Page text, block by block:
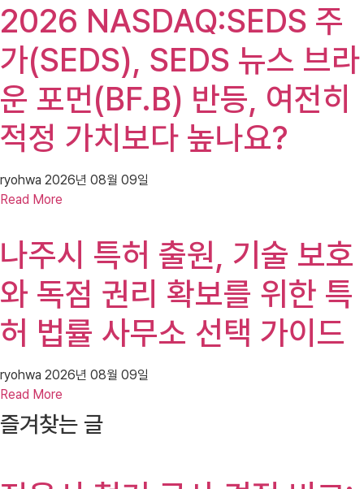
2026 NASDAQ:SEDS 주
가(SEDS), SEDS 뉴스 브라
운 포먼(BF.B) 반등, 여전히
적정 가치보다 높나요?
ryohwa 2026년 08월 09일
Read More
나주시 특허 출원, 기술 보호
와 독점 권리 확보를 위한 특
허 법률 사무소 선택 가이드
ryohwa 2026년 08월 09일
Read More
즐겨찾는 글